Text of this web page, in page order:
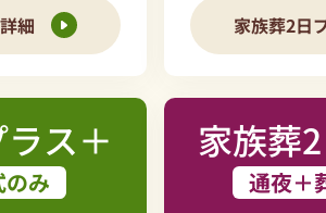
細 家族葬2日
ス＋
み
家族葬
通夜＋